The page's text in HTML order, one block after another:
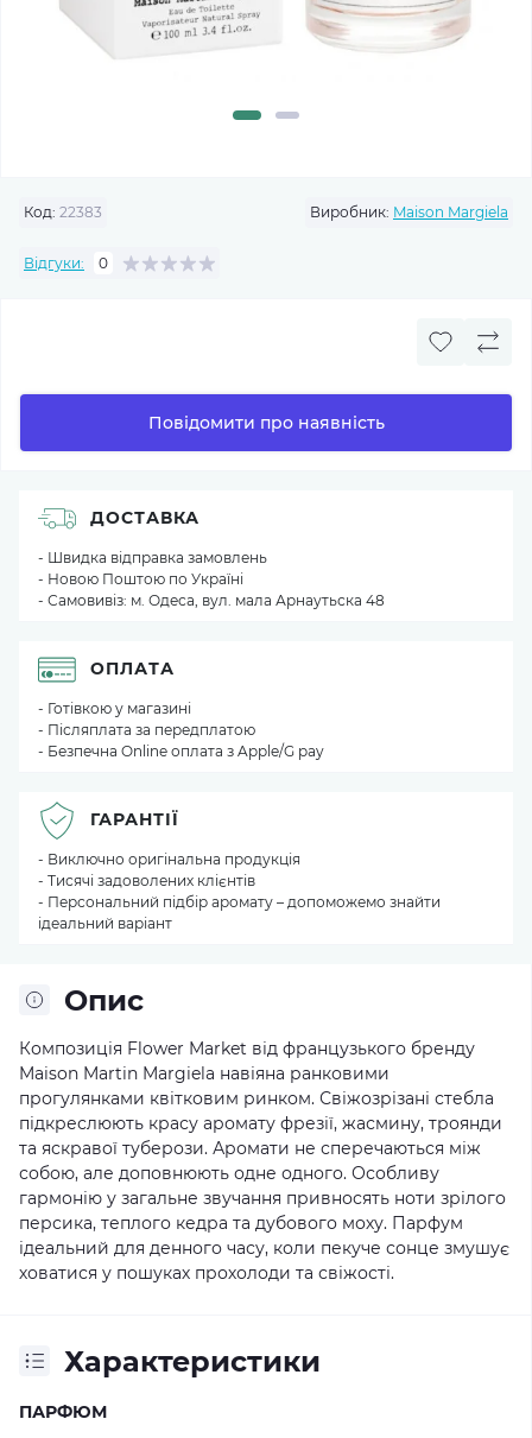
Код: 22383 Виробник: Maison Margiela
Відгуки: 0
Повідомити про наявність
Опис
Композиція Flower Market від французького бренду
Maison Martin Margiela навіяна ранковими
прогулянками квітковим ринком. Свіжозрізані стебла
підкреслюють красу аромату фрезії, жасмину, троянди
та яскравої туберози. Аромати не сперечаються між
собою, але доповнюють одне одного. Особливу
гармонію у загальне звучання привносять ноти зрілого
персика, теплого кедра та дубового моху. Парфум
ідеальний для денного часу, коли пекуче сонце змушує
ховатися у пошуках прохолоди та свіжості.
Характеристики
ПАРФЮМ
ДОСТАВКА
- Швидка відправка замовлень
- Новою Поштою по Україні
- Самовивіз: м. Одеса, вул. мала Арнаутьска 48
ОПЛАТА
- Готівкою у магазині
- Післяплата за передплатою
- Безпечна Online оплата з Apple/G pay
ГАРАНТІЇ
- Виключно оригінальна продукція
- Тисячі задоволених клієнтів
- Персональний підбір аромату – допоможемо знайти
ідеальний варіант